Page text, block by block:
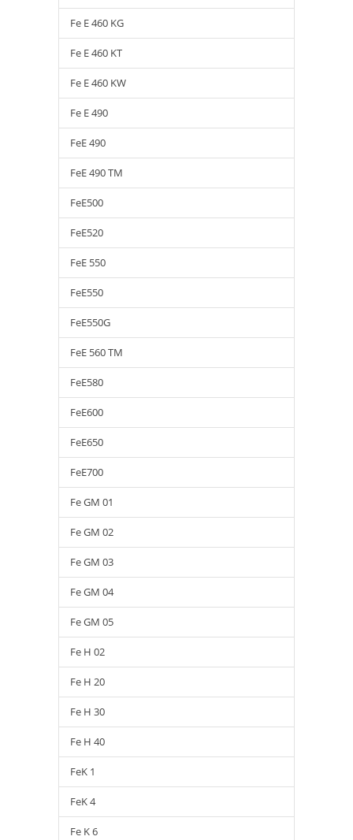
Fe E 460 KG
Fe E 460 KT
Fe E 460 KW
Fe E 490
FeE 490
FeE 490 TM
FeE500
FeE520
FeE 550
FeE550
FeE550G
FeE 560 TM
FeE580
FeE600
FeE650
FeE700
Fe GM 01
Fe GM 02
Fe GM 03
Fe GM 04
Fe GM 05
Fe H 02
Fe H 20
Fe H 30
Fe H 40
FeK 1
FeK 4
Fe K 6